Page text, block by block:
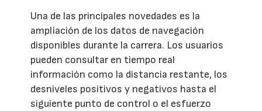
Una de las principales novedades es la
ampliación de los datos de navegación
disponibles durante la carrera. Los usuarios
pueden consultar en tiempo real
información como la distancia restante, los
desniveles positivos y negativos hasta el
siguiente punto de control o el esfuerzo